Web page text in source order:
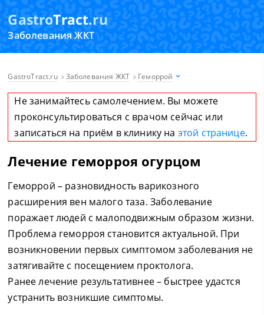
GastroTract.ru
Заболевания ЖКТ
GastroTract.ru Заболевания ЖКТ Геморрой
Не занимайтесь самолечением. Вы можете
проконсультироваться с врачом сейчас или
записаться на приём в клинику на этой странице.
Лечение геморроя огурцом
Геморрой – разновидность варикозного
расширения вен малого таза. Заболевание
поражает людей с малоподвижным образом жизни.
Проблема геморроя становится актуальной. При
возникновении первых симптомом заболевания не
затягивайте с посещением проктолога.
Ранее лечение результативнее – быстрее удастся
устранить возникшие симптомы.